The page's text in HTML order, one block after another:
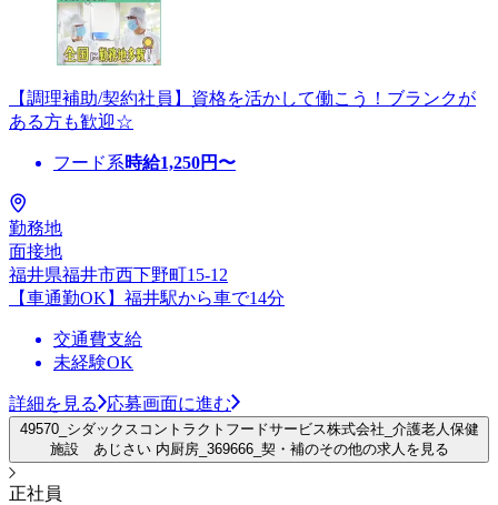
【調理補助/契約社員】資格を活かして働こう！ブランクが
ある方も歓迎☆
フード系時給1,250円〜
勤務地
面接地
福井県福井市西下野町15-12
【車通勤OK】福井駅から車で14分
交通費支給
未経験OK
詳細を見る 応募画面に進む
49570_シダックスコントラクトフードサービス株式会社_介護老人保健
施設 あじさい 内厨房_369666_契・補のその他の求人を見る
正社員